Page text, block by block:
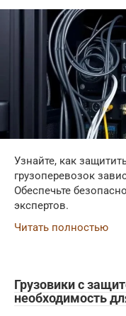
Узнайте, как
грузоперевозок
Обеспечьте
экспертов.
Читать полностью
Грузовики с
необходимость